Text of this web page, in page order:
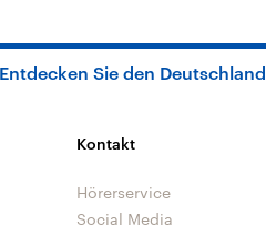
Entdecken Sie den
Kontakt
Hörerservice
Social Media